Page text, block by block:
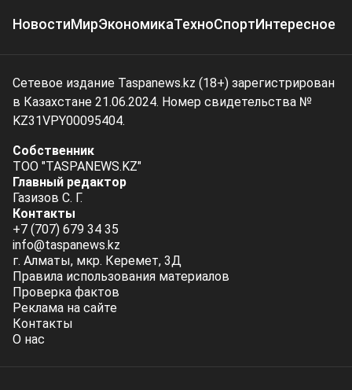
НовостиМирЭкономикаТехноСпортИнтересное
Сетевое издание Taspanews.kz (18+) зарегистрирован
в Казахстане 21.06.2024. Номер свидетельства №
KZ31VPY00095404.
Собственник
ТОО "TASPANEWS.KZ"
Главный редактор
Газизов С. Г.
Контакты
+7 (707) 679 34 35
info@taspanews.kz
г. Алматы, мкр. Керемет, 3Д
Правила использования материалов
Проверка фактов
Реклама на сайте
Контакты
О нас